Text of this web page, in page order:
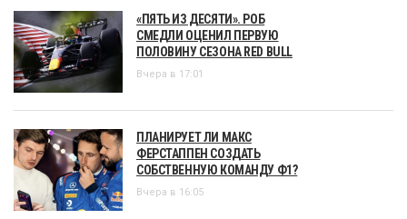
«ПЯТЬ ИЗ ДЕСЯТИ». РОБ
СМЕДЛИ ОЦЕНИЛ ПЕРВУЮ
ПОЛОВИНУ СЕЗОНА RED BULL
Вчера в 17:01
ПЛАНИРУЕТ ЛИ МАКС
ФЕРСТАППЕН СОЗДАТЬ
СОБСТВЕННУЮ КОМАНДУ Ф1?
Вчера в 16:05